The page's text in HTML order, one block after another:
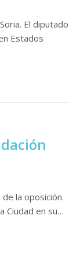
El diputado
Estados
la oposición.
Ciudad en su…